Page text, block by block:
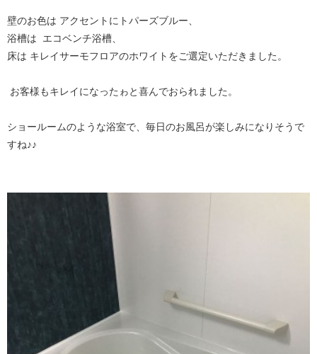
壁のお色は アクセントにトパーズブルー、
浴槽は エコベンチ浴槽、
床は キレイサーモフロアのホワイトをご選定いただきました。
お客様もキレイになったゎと喜んでおられました。
ショールームのような浴室で、毎日のお風呂が楽しみになりそうで
すね♪♪